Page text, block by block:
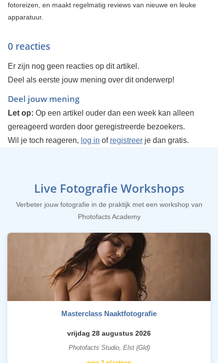
fotoreizen, en maakt regelmatig reviews van nieuwe en leuke
apparatuur.
0 reacties
Er zijn nog geen reacties op dit artikel.
Deel als eerste jouw mening over dit onderwerp!
Deel jouw mening
Let op: Op een artikel ouder dan een week kan alleen
gereageerd worden door geregistreerde bezoekers.
Wil je toch reageren, log in of registreerje dan gratis.
Live Fotografie Workshops
Verbeter jouw fotografie in de praktijk met een workshop van
Photofacts Academy
Masterclass Naaktfotografie
vrijdag 28 augustus 2026
Photofacts Studio, Elst (Gld)